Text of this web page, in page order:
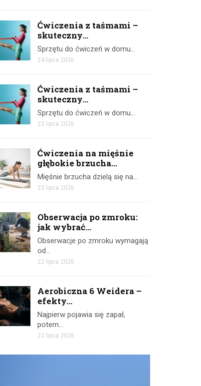
Ćwiczenia z taśmami –
skuteczny...
Sprzętu do ćwiczeń w domu…
24 lipca 2026
Ćwiczenia z taśmami –
skuteczny...
Sprzętu do ćwiczeń w domu…
23 lipca 2026
Ćwiczenia na mięśnie
głębokie brzucha...
Mięśnie brzucha dzielą się na…
23 lipca 2026
Obserwacja po zmroku:
jak wybrać...
Obserwacje po zmroku wymagają
od…
22 lipca 2026
Aerobiczna 6 Weidera –
efekty...
Najpierw pojawia się zapał,
potem…
22 lipca 2026